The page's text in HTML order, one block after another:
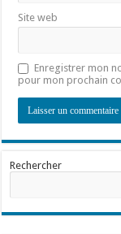
Site web
Enregistrer mon
pour mon prochain
Rechercher